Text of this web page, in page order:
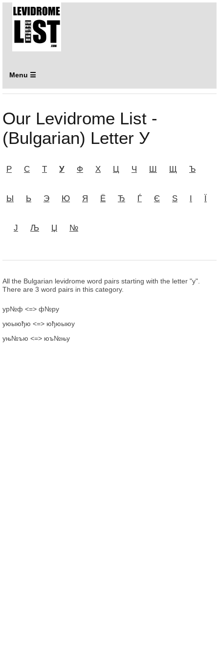
Menu ☰
Our Levidrome List -
(Bulgarian) Letter У
Р С Т У Ф Х Ц Ч Ш Щ Ъ
Ы Ь Э Ю Я Ё Ђ Ѓ Є Ѕ І Ї
Ј Љ Џ №
All the Bulgarian levidrome word pairs starting with the letter "у".
There are 3 word pairs in this category.
ур№ф <=> ф№ру
уюыюђю <=> юђюыюу
уњ№ъю <=> юъ№њу